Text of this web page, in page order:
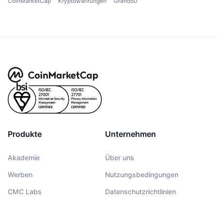
Produkte
Akademie
Werben
CMC Labs
Unternehmen
Über uns
Nutzungsbedingungen
Datenschutzrichtlinien